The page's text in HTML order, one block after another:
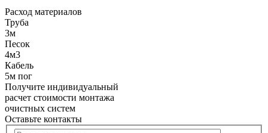
Расход материалов
Труба
3м
Песок
4м3
Кабель
5м пог
Получите индивидуальный
расчет стоимости монтажа
очистных систем
Оставьте контакты